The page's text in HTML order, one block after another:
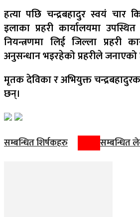
हत्या पछि चन्द्रबहादुर स्वयं चार
इलाका प्रहरी कार्यालयमा
नियन्त्रणमा लिई जिल्ला प्रहरी
अनुसन्धान भइरहेको प्रहरीले जनाएको
मृतक देविका र अभियुक्त
छन्।
सम्बन्धित शिर्षकहरु सम्बन्धित